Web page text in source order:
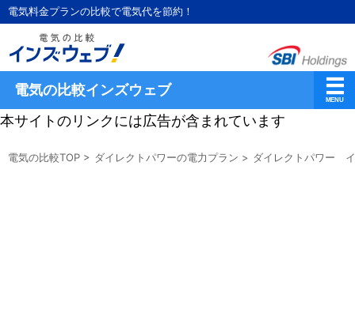
電気料金プランの比較で電気代を節約！
電気の比較インズウェブ
本サイトのリンクには広告が含まれています
電気の比較TOP > ダイレクトパワーの電力プラン > ダイレクトパワー